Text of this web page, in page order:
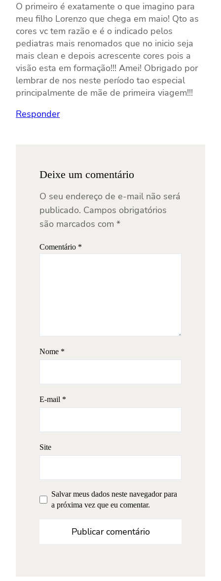
O primeiro é exatamente o que imagino para
meu filho Lorenzo que chega em maio! Qto as
cores vc tem razão e é o indicado pelos
pediatras mais renomados que no inicio seja
mais clean e depois acrescente cores pois a
visão esta em formação!!! Amei! Obrigado por
lembrar de nos neste período tao especial
principalmente de mãe de primeira viagem!!!
Responder
Deixe um comentário
O seu endereço de e-mail não será
publicado. Campos obrigatórios
são marcados com *
Comentário *
Nome *
E-mail *
Site
Salvar meus dados neste navegador para
a próxima vez que eu comentar.